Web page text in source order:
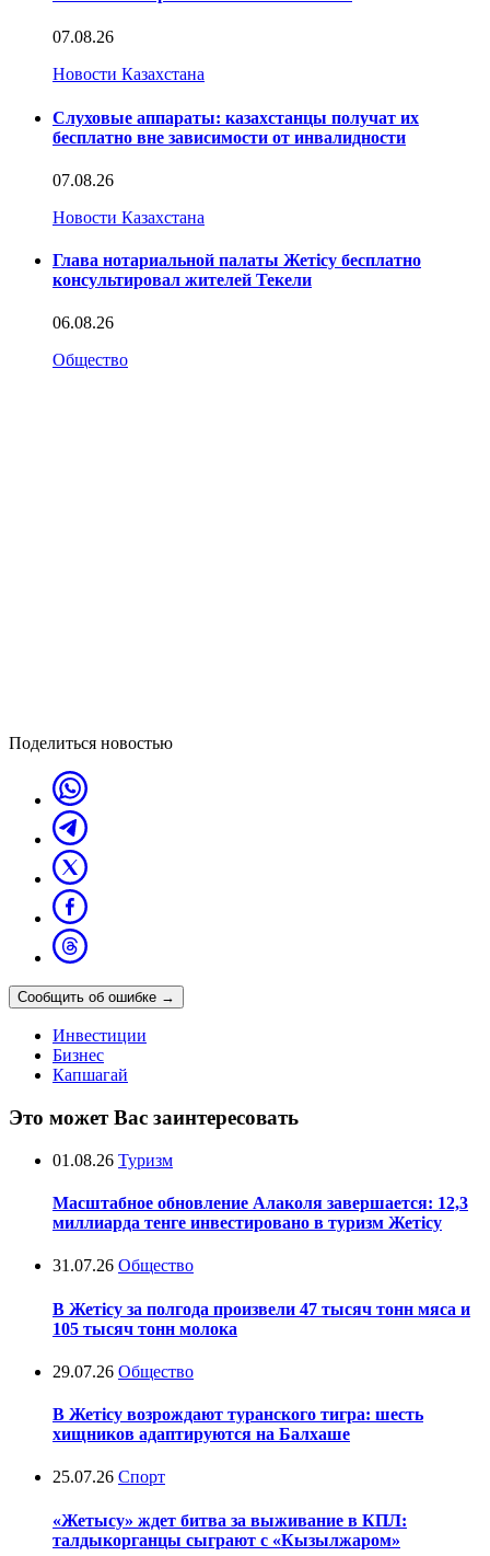
07.08.26
Новости Казахстана
Слуховые аппараты: казахстанцы получат их
бесплатно вне зависимости от инвалидности
07.08.26
Новости Казахстана
Глава нотариальной палаты Жетісу бесплатно
консультировал жителей Текели
06.08.26
Общество
Поделиться новостью
Сообщить об ошибке →
Инвестиции
Бизнес
Капшагай
Это может Вас заинтересовать
01.08.26 Туризм
Масштабное обновление Алаколя завершается: 12,3
миллиарда тенге инвестировано в туризм Жетісу
31.07.26 Общество
В Жетісу за полгода произвели 47 тысяч тонн мяса и
105 тысяч тонн молока
29.07.26 Общество
В Жетісу возрождают туранского тигра: шесть
хищников адаптируются на Балхаше
25.07.26 Спорт
«Жетысу» ждет битва за выживание в КПЛ:
талдыкорганцы сыграют с «Кызылжаром»